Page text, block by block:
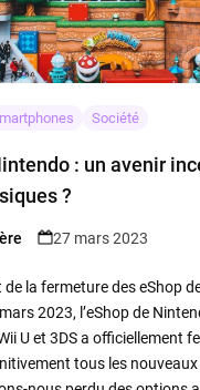
Société
: un avenir
?
27 mars 2023
de la fermeture des eShop
2023, l’eShop de
U et 3DS a officiellement
tous les